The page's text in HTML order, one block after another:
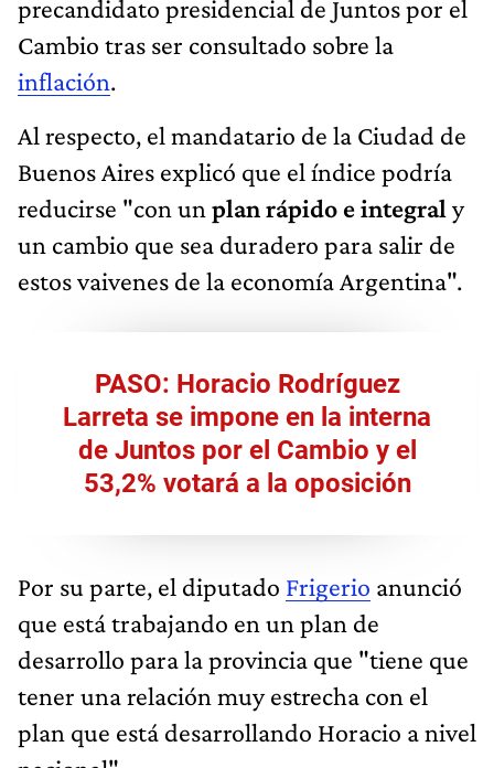
precandidato presidencial de Juntos por el
Cambio tras ser consultado sobre la
inflación.
Al respecto, el mandatario de la Ciudad de
Buenos Aires explicó que el índice podría
reducirse "con un plan rápido e integral y
un cambio que sea duradero para salir de
estos vaivenes de la economía Argentina".
PASO: Horacio Rodríguez
Larreta se impone en la interna
de Juntos por el Cambio y el
53,2% votará a la oposición
Por su parte, el diputado Frigerio anunció
que está trabajando en un plan de
desarrollo para la provincia que "tiene que
tener una relación muy estrecha con el
plan que está desarrollando Horacio a nivel